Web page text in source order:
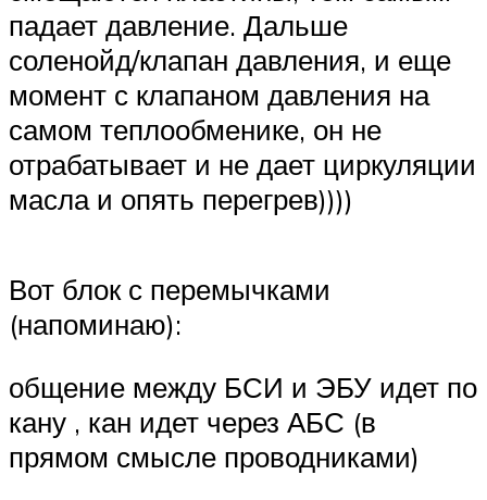
падает давление. Дальше
соленойд/клапан давления, и еще
момент с клапаном давления на
самом теплообменике, он не
отрабатывает и не дает циркуляции
масла и опять перегрев))))
Вот блок с перемычками
(напоминаю):
общение между БСИ и ЭБУ идет по
кану , кан идет через АБС (в
прямом смысле проводниками)